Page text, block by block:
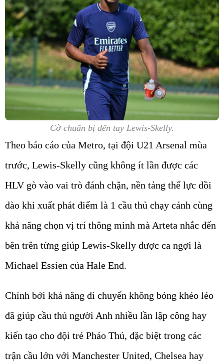
Cờ chuẩn bị đến tay Lewis-Skelly.
Theo báo cáo của Metro, tại đội U21 Arsenal mùa
trước, Lewis-Skelly cũng không ít lần được các
HLV gò vào vai trò đánh chặn, nền tảng thể lực dồi
dào khi xuất phát điểm là 1 cầu thủ chạy cánh cùng
khả năng chọn vị trí thông minh mà Arteta nhắc đến
bên trên từng giúp Lewis-Skelly được ca ngợi là
Michael Essien của Hale End.
Chính bởi khả năng di chuyển không bóng khéo léo
đã giúp cầu thủ người Anh nhiều lần lập công hay
kiến tạo cho đội trẻ Pháo Thủ, đặc biệt trong các
trận cầu lớn với Manchester United, Chelsea hay